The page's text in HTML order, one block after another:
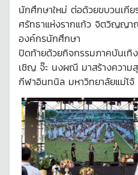
นักศึกษาใหม่ ต่อด้วยขบวนเกี
ศรัทธาแห่งรากแก้ว จิตวิญญา
องค์กรนักศึกษา
ปิดท้ายด้วยกิจกรรมภาคบันเ
เชิญ จ๊ะ นงผณี มาสร้างควา
กีฬาอินทนิล มหาวิทยาลัยแม่โจ้